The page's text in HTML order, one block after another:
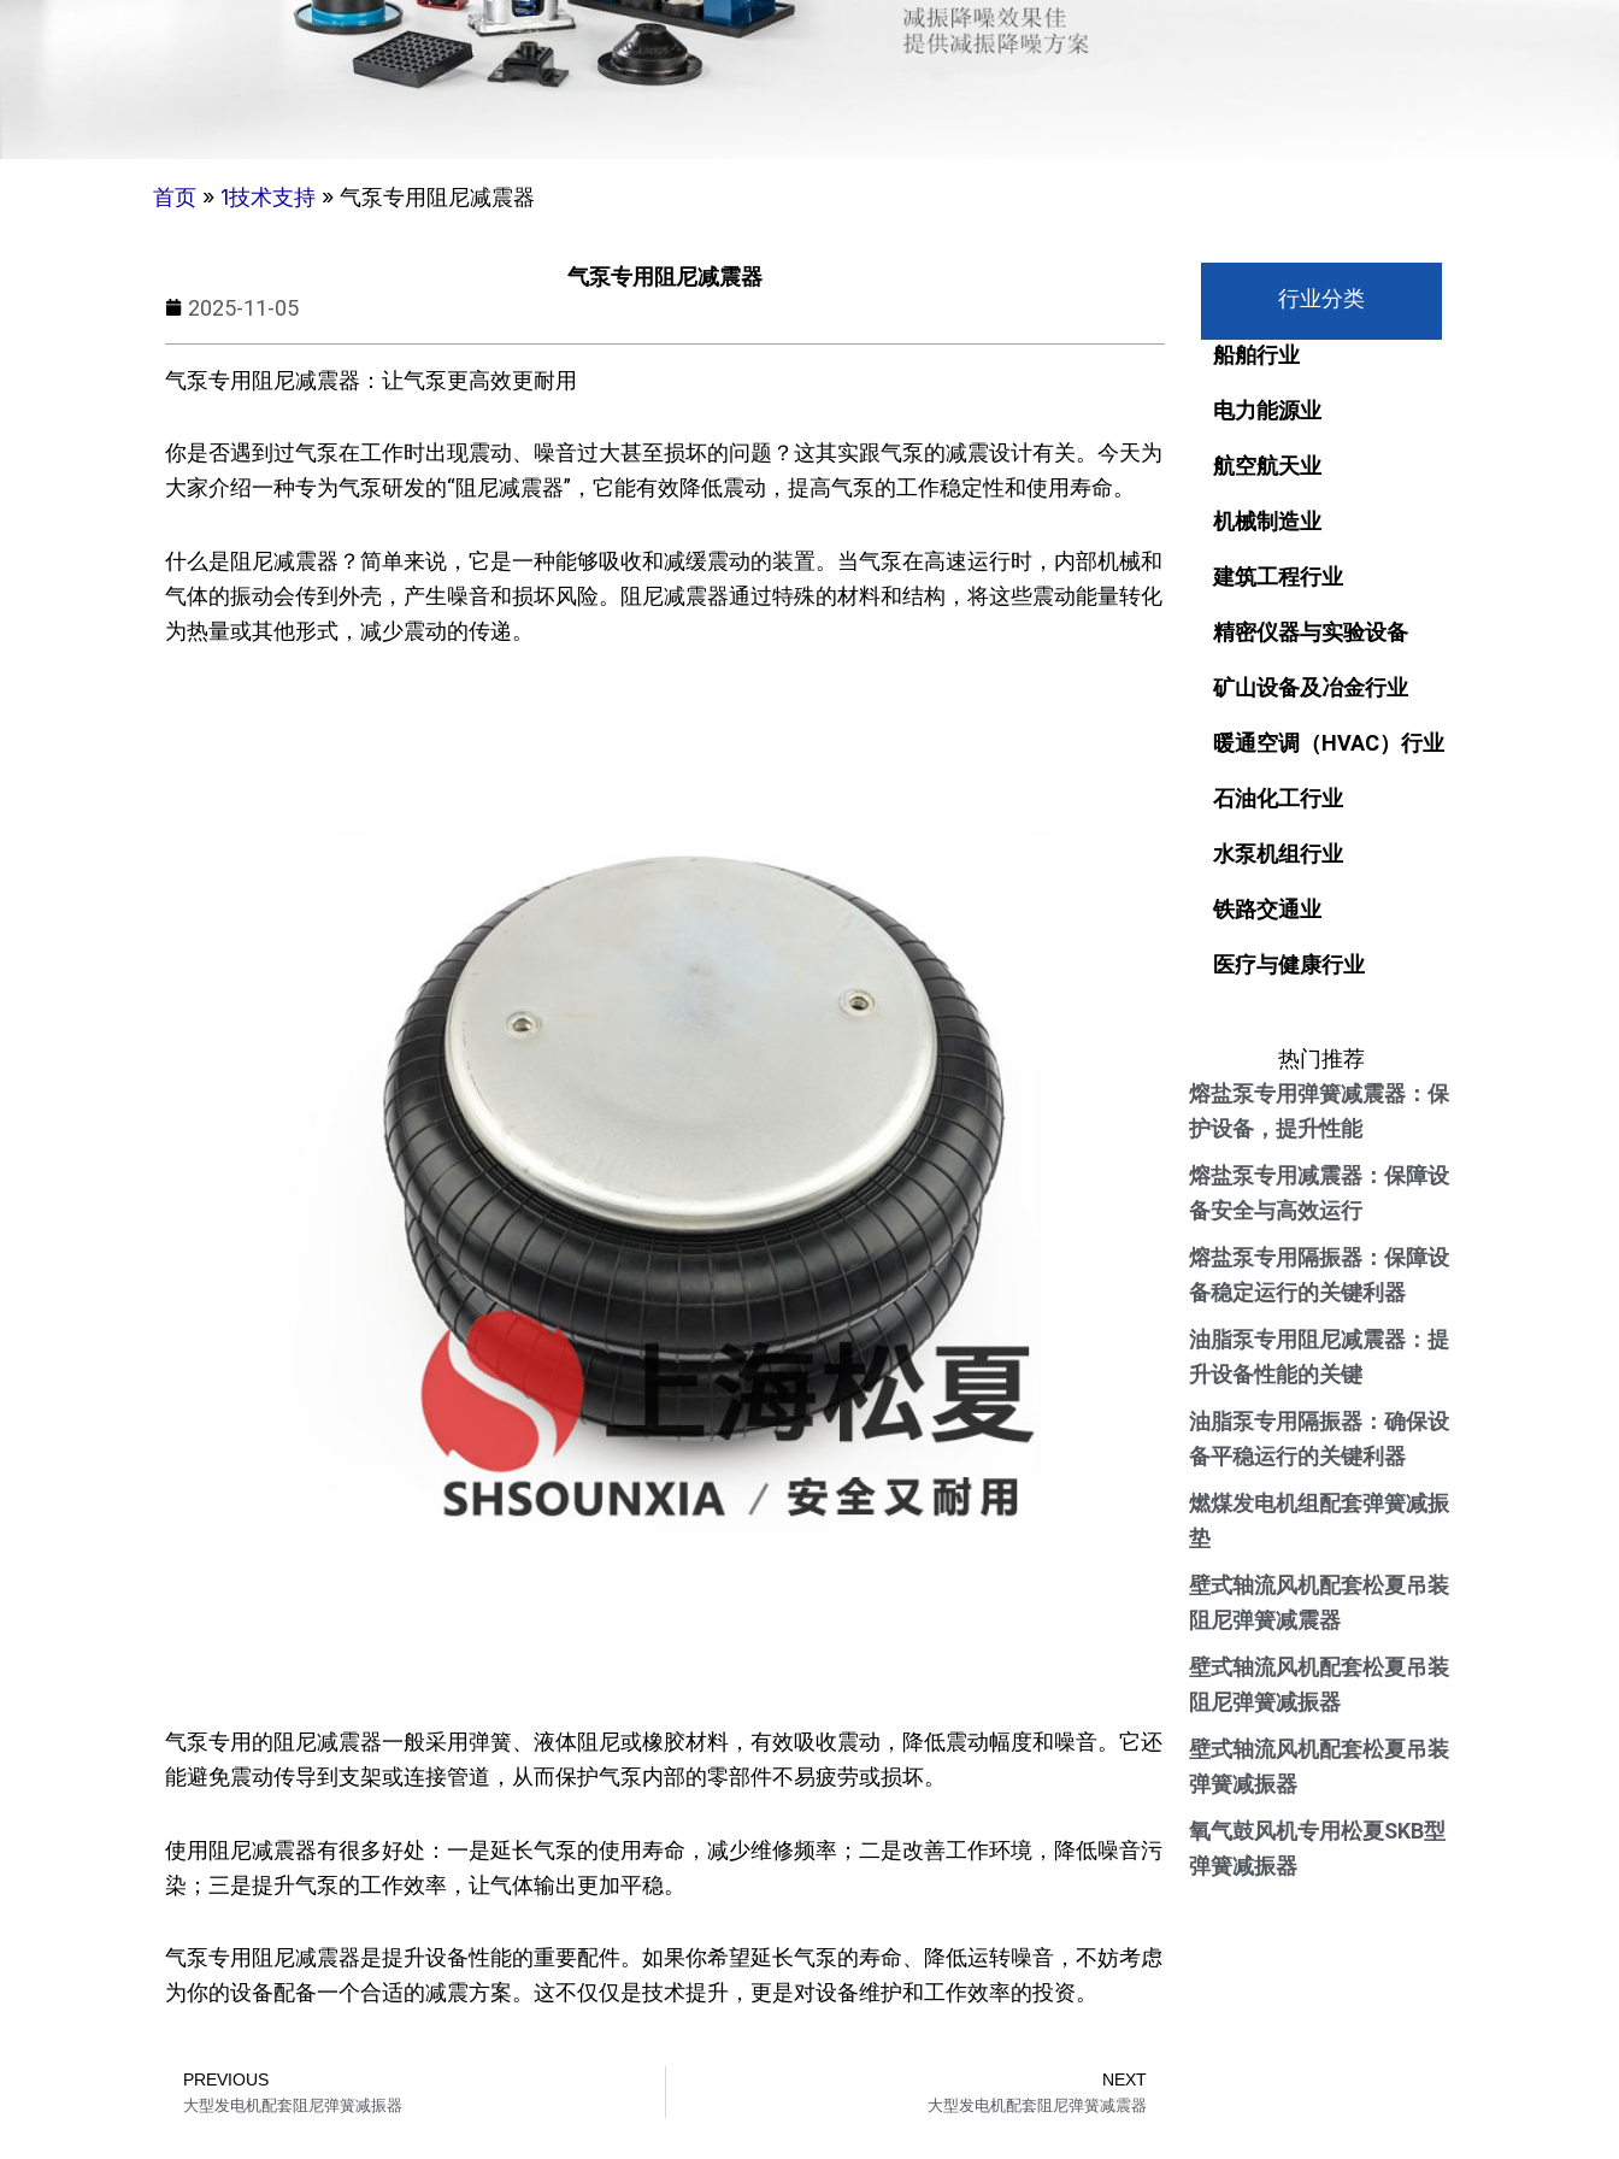
首页 » 1技术支持 » 气泵专用阻尼减震器
气泵专用阻尼减震器
2025-11-05
气泵专用阻尼减震器：让气泵更高效更耐用
你是否遇到过气泵在工作时出现震动、噪音过大甚至损坏的问题？这其实跟气泵的减震设计有关。今天为
大家介绍一种专为气泵研发的“阻尼减震器”，它能有效降低震动，提高气泵的工作稳定性和使用寿命。
什么是阻尼减震器？简单来说，它是一种能够吸收和减缓震动的装置。当气泵在高速运行时，内部机械和
气体的振动会传到外壳，产生噪音和损坏风险。阻尼减震器通过特殊的材料和结构，将这些震动能量转化
为热量或其他形式，减少震动的传递。
气泵专用的阻尼减震器一般采用弹簧、液体阻尼或橡胶材料，有效吸收震动，降低震动幅度和噪音。它还
能避免震动传导到支架或连接管道，从而保护气泵内部的零部件不易疲劳或损坏。
使用阻尼减震器有很多好处：一是延长气泵的使用寿命，减少维修频率；二是改善工作环境，降低噪音污
染；三是提升气泵的工作效率，让气体输出更加平稳。
气泵专用阻尼减震器是提升设备性能的重要配件。如果你希望延长气泵的寿命、降低运转噪音，不妨考虑
为你的设备配备一个合适的减震方案。这不仅仅是技术提升，更是对设备维护和工作效率的投资。
Prev
PREVIOUS
大型发电机配套阻尼弹簧减振器
NEXT
大型发电机配套阻尼弹簧减震器
行业分类
船舶行业
电力能源业
航空航天业
机械制造业
建筑工程行业
精密仪器与实验设备
矿山设备及冶金行业
暖通空调（HVAC）行业
石油化工行业
水泵机组行业
铁路交通业
医疗与健康行业
热门推荐
熔盐泵专用弹簧减震器：保
护设备，提升性能
熔盐泵专用减震器：保障设
备安全与高效运行
熔盐泵专用隔振器：保障设
备稳定运行的关键利器
油脂泵专用阻尼减震器：提
升设备性能的关键
油脂泵专用隔振器：确保设
备平稳运行的关键利器
燃煤发电机组配套弹簧减振
垫
壁式轴流风机配套松夏吊装
阻尼弹簧减震器
壁式轴流风机配套松夏吊装
阻尼弹簧减振器
壁式轴流风机配套松夏吊装
弹簧减振器
氧气鼓风机专用松夏SKB型
弹簧减振器